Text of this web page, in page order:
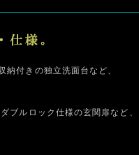
付きの独立洗面台など、
ブルロック仕様の玄関扉など、